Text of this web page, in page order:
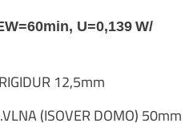
U=0,139 W/
12,5mm
(ISOVER DOMO) 50mm